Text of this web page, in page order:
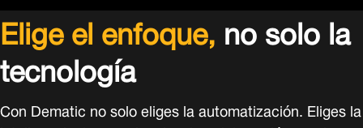
Elige el enfoque,no solo la
tecnología
Con Dematic no solo eliges la automatización. Eliges la